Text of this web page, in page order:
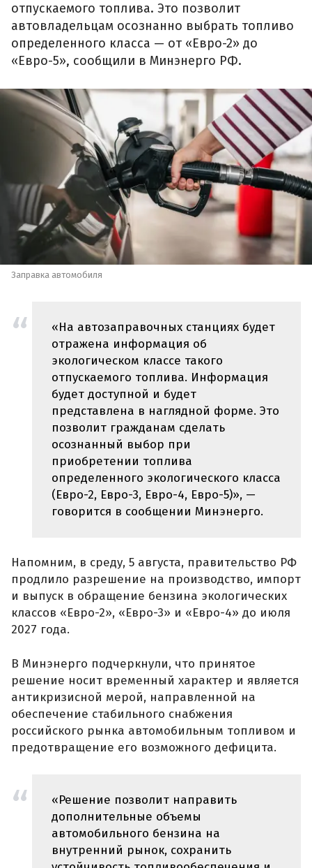
отпускаемого топлива. Это позволит
автовладельцам осознанно выбрать топливо
определенного класса — от «Евро-2» до
«Евро-5», сообщили в Минэнерго РФ.
Заправка автомобиля
«На автозаправочных станциях будет
отражена информация об
экологическом классе такого
отпускаемого топлива. Информация
будет доступной и будет
представлена в наглядной форме. Это
позволит гражданам сделать
осознанный выбор при
приобретении топлива
определенного экологического класса
(Евро-2, Евро-3, Евро-4, Евро-5)», —
говорится в сообщении Минэнерго.
Напомним, в среду, 5 августа, правительство РФ
продлило разрешение на производство, импорт
и выпуск в обращение бензина экологических
классов «Евро-2», «Евро-3» и «Евро-4» до июля
2027 года.
В Минэнерго подчеркнули, что принятое
решение носит временный характер и является
антикризисной мерой, направленной на
обеспечение стабильного снабжения
российского рынка автомобильным топливом и
предотвращение его возможного дефицита.
«Решение позволит направить
дополнительные объемы
автомобильного бензина на
внутренний рынок, сохранить